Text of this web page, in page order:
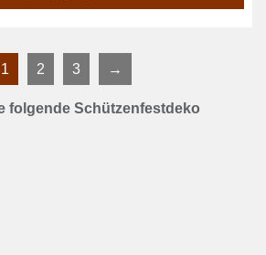
1 2 3 →
folgende Schützenfestdeko